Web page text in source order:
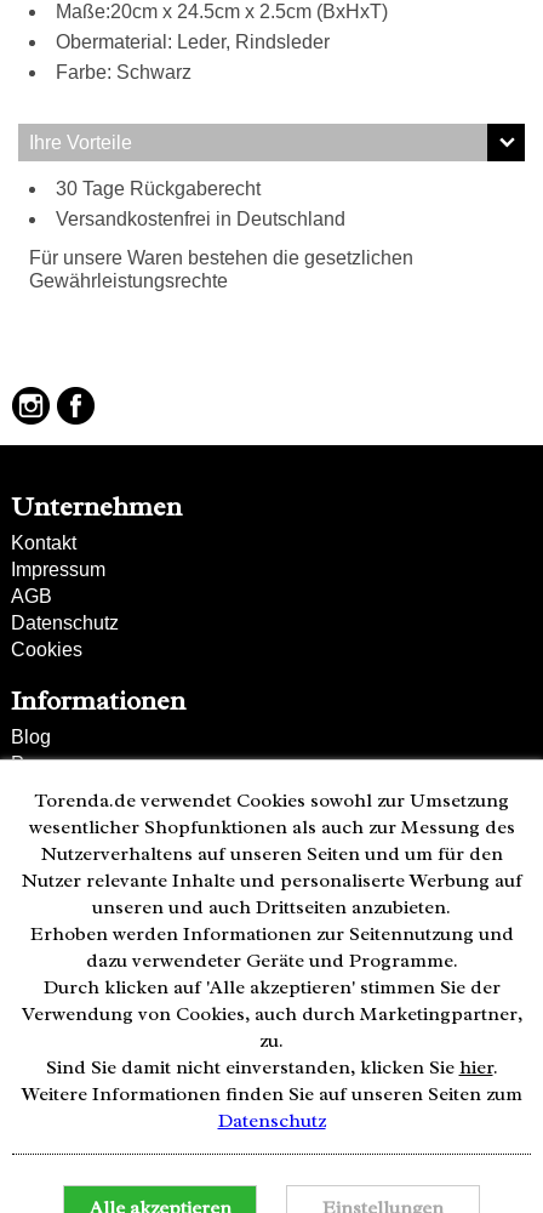
Maße:20cm x 24.5cm x 2.5cm (BxHxT)
Obermaterial: Leder, Rindsleder
Farbe: Schwarz
Ihre Vorteile
30 Tage Rückgaberecht
Versandkostenfrei in Deutschland
Für unsere Waren bestehen die gesetzlichen
Gewährleistungsrechte
Unternehmen
Kontakt
Impressum
AGB
Datenschutz
Cookies
Informationen
Blog
Presse
Partner
Versand und Zahlung
Bestellung wiederrufen
Kunden-Hotline
(040) 244 249-49
Mo - Fr 08:00 - 18:00
Zahlweisen:
Torenda.de verwendet Cookies sowohl zur Umsetzung
wesentlicher Shopfunktionen als auch zur Messung des
Nutzerverhaltens auf unseren Seiten und um für den
Nutzer relevante Inhalte und personaliserte Werbung auf
unseren und auch Drittseiten anzubieten.
Erhoben werden Informationen zur Seitennutzung und
dazu verwendeter Geräte und Programme.
Durch klicken auf 'Alle akzeptieren' stimmen Sie der
Verwendung von Cookies, auch durch Marketingpartner,
zu.
Sind Sie damit nicht einverstanden, klicken Sie hier.
Weitere Informationen finden Sie auf unseren Seiten zum
Datenschutz
Alle akzeptieren